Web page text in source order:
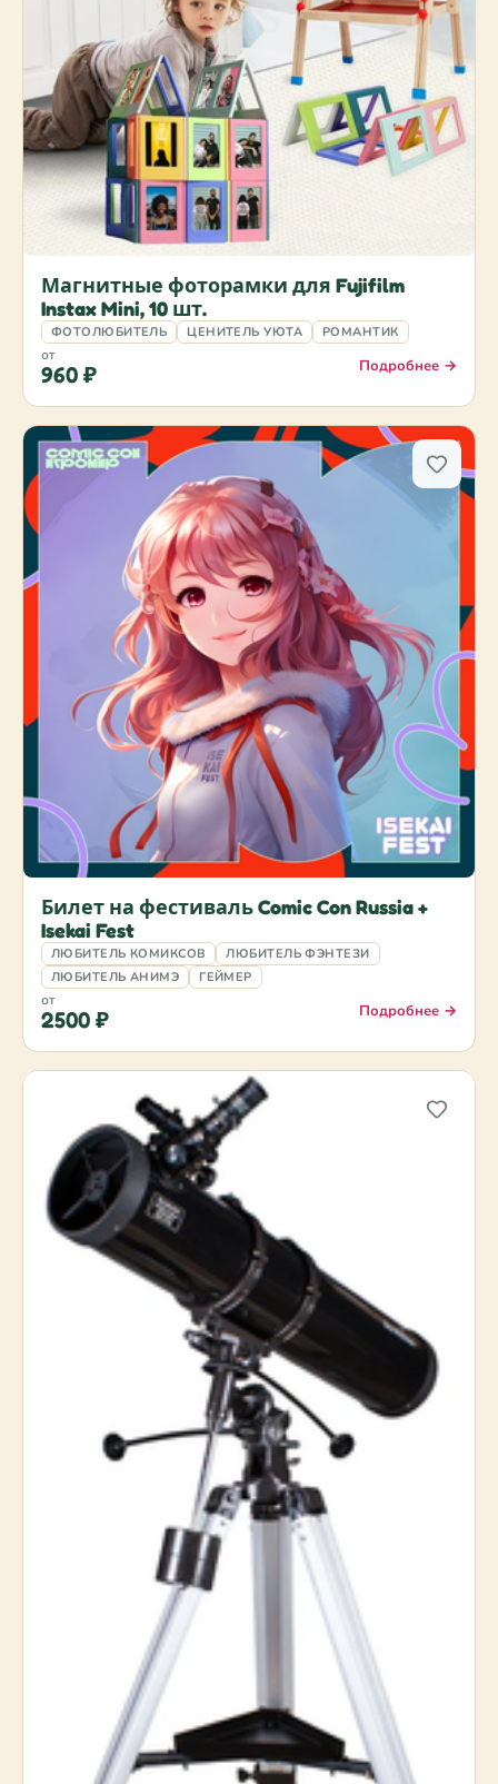
Магнитные фоторамки для Fujifilm
Instax Mini, 10 шт.
ФОТОЛЮБИТЕЛЬ ЦЕНИТЕЛЬ УЮТА РОМАНТИК
от
960 ₽ Подробнее →
Билет на фестиваль Comic Con Russia +
Isekai Fest
ЛЮБИТЕЛЬ КОМИКСОВ
ЛЮБИТЕЛЬ ФЭНТЕЗИ
ЛЮБИТЕЛЬ АНИМЭ
ГЕЙМЕР
от
2500 ₽ Подробнее →